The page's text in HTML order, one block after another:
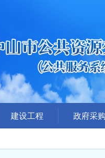
建设工程
招标文件提前公示
政府采
答疑